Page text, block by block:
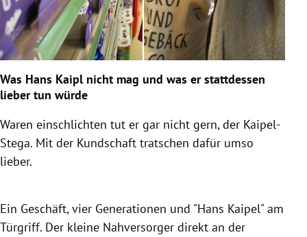
Was Hans Kaipl nicht mag und was er stattdessen
lieber tun würde
Waren einschlichten tut er gar nicht gern, der Kaipel-
Stega. Mit der Kundschaft tratschen dafür umso
lieber.
Ein Geschäft, vier Generationen und "Hans Kaipel" am
Türgriff. Der kleine Nahversorger direkt an der